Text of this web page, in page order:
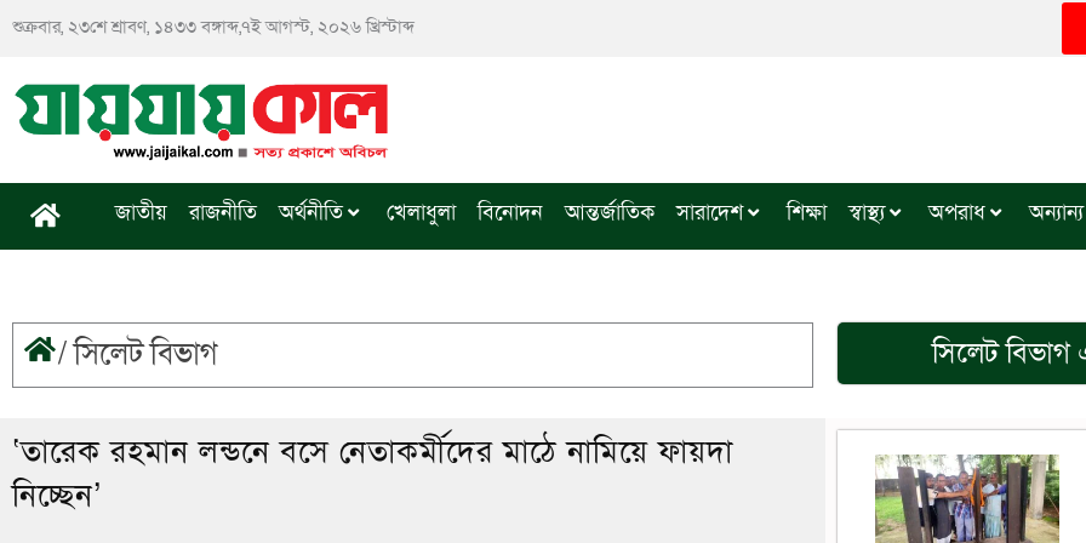
শুক্রবার, ২৩শে শ্রাবণ, ১৪৩৩ বঙ্গাব্দ,৭ই আগস্ট, ২০২৬ খ্রিস্টাব্দ
জাতীয় রাজনীতি অর্থনীতি খেলাধুলা বিনোদন আন্তর্জাতিক সারাদেশ শিক্ষা স্বাস্থ্য অপরাধ অন্যান্য
/সিলেট বিভাগ সিলেট বিভাগ
‘তারেক রহমান লন্ডনে বসে নেতাকর্মীদের মাঠে নামিয়ে ফায়দা
নিচ্ছেন’